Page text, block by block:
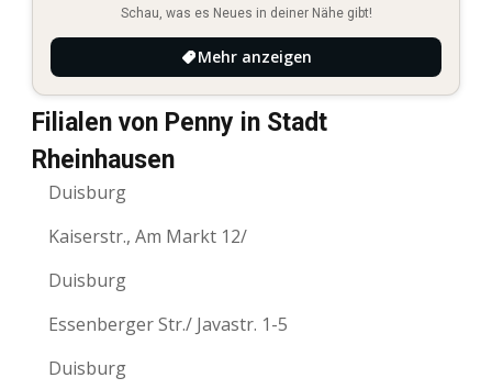
Schau, was es Neues in deiner Nähe gibt!
Mehr anzeigen
Filialen von Penny in Stadt
Rheinhausen
Duisburg
Kaiserstr., Am Markt 12/
Duisburg
Essenberger Str./ Javastr. 1-5
Duisburg